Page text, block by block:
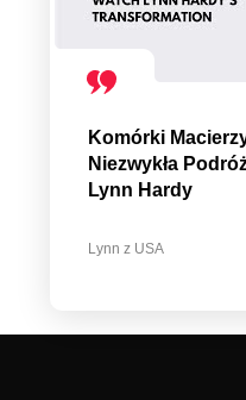
Komórki
Niezwykła
Lynn Hardy
Lynn z USA